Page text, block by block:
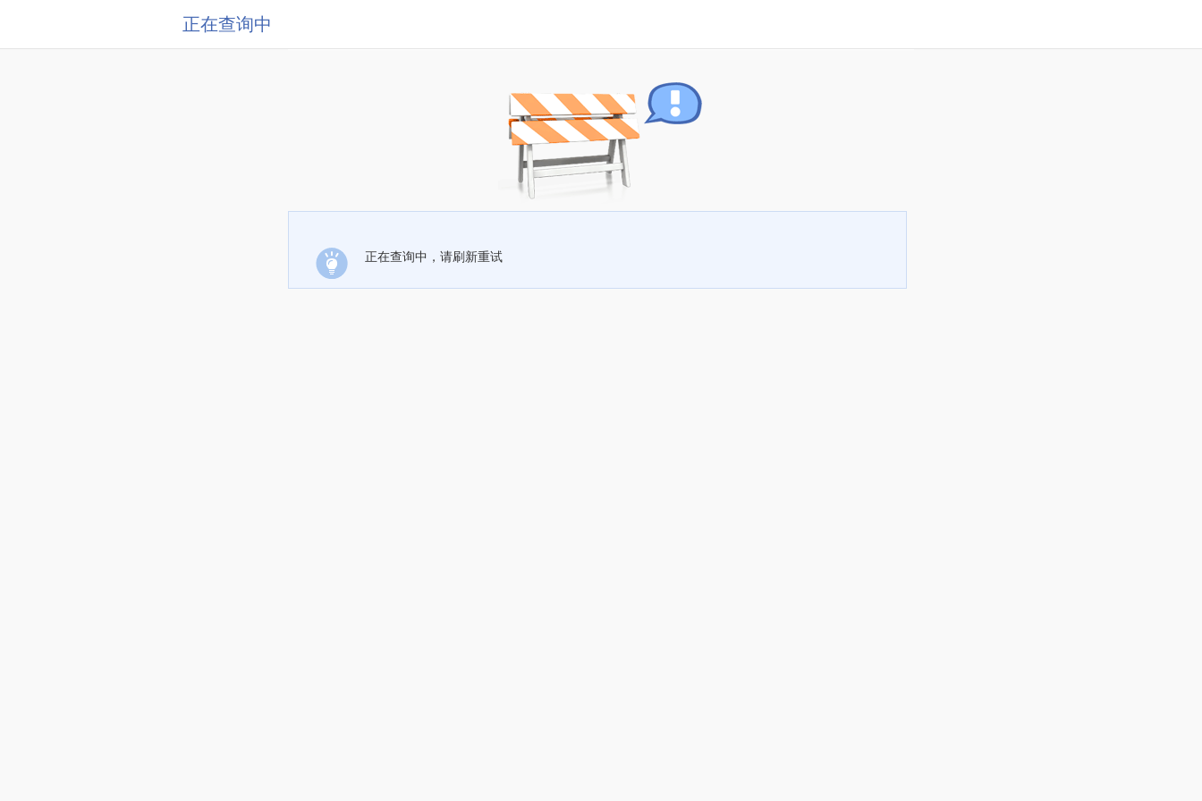
正在查询中
正在查询中，请刷新重试